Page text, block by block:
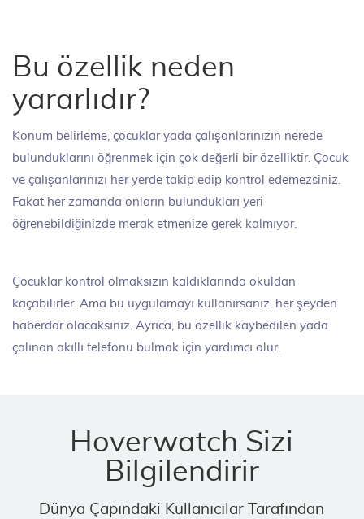
Bu özellik neden
yararlıdır?
Konum belirleme, çocuklar yada çalışanlarınızın nerede
bulunduklarını öğrenmek için çok değerli bir özelliktir. Çocuk
ve çalışanlarınızı her yerde takip edip kontrol edemezsiniz.
Fakat her zamanda onların bulundukları yeri
öğrenebildiğinizde merak etmenize gerek kalmıyor.
Çocuklar kontrol olmaksızın kaldıklarında okuldan
kaçabilirler. Ama bu uygulamayı kullanırsanız, her şeyden
haberdar olacaksınız. Ayrıca, bu özellik kaybedilen yada
çalınan akıllı telefonu bulmak için yardımcı olur.
Hoverwatch Sizi
Bilgilendirir
Dünya Çapındaki Kullanıcılar Tarafından